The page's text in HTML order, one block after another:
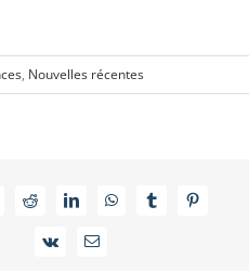
, Nouvelles récentes
RedditLinkedInWhatsAppTumblrPinterest
Vk Email